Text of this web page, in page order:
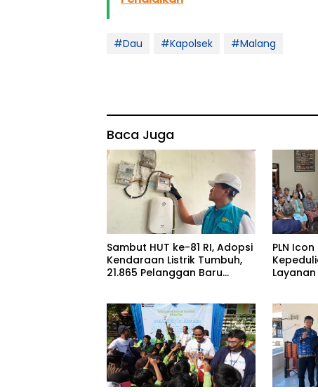
#Dau #Kapolsek #Malang
Baca Juga
Sambut HUT ke-81 RI, Adopsi
Kendaraan Listrik Tumbuh,
21.865 Pelanggan Baru
I 2026
PLN